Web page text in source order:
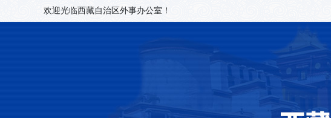
欢迎光临西藏自治区外事办公室！